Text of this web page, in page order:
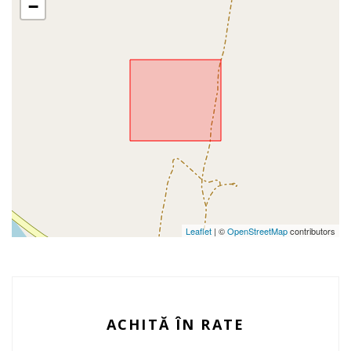
−
Leaflet | ©OpenStreetMapcontributors
ACHITĂ ÎN RATE